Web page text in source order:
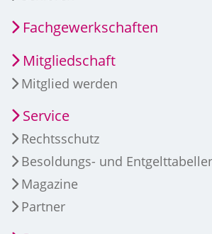
Fachgewerkschaften
Mitgliedschaft
Mitglied werden
Service
Rechtsschutz
Besoldungs- und
Magazine
Partner